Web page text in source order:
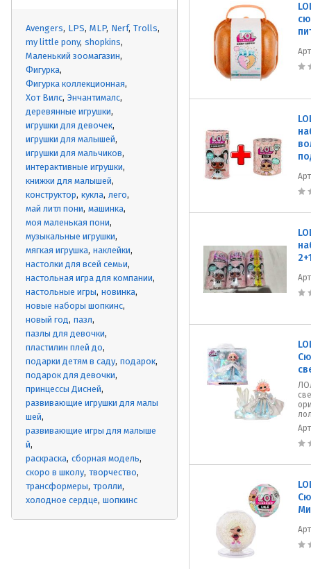
Avengers LPS MLP Nerf Trolls
my little pony shopkins
Маленький зоомагазин
Фигурка
Фигурка коллекционная
Хот Вилс Энчантималс
деревянные игрушки
игрушки для девочек
игрушки для малышей
игрушки для мальчиков
интерактивные игрушки
книжки для малышей
конструктор кукла лего
май литл пони машинка
моя маленькая пони
музыкальные игрушки
мягкая игрушка наклейки
настолки для всей семьи
настольная игра для компании
настольные игры новинка
новые наборы шопкинс
новый год пазл
пазлы для девочки
пластилин плей до
подарки детям в саду подарок
подарок для девочки
принцессы Дисней
развивающие игрушки для малы
шей
развивающие игры для малыше
й
раскраска сборная модель
скоро в школу творчество
трансформеры тролли
холодное сердце шопкинс